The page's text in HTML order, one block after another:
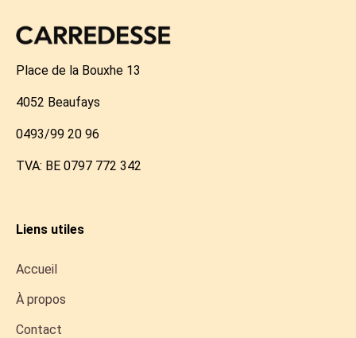
Place de la Bouxhe 13
4052 Beaufays
0493/99 20 96
TVA: BE 0797 772 342
Liens utiles
Accueil
À propos
Contact